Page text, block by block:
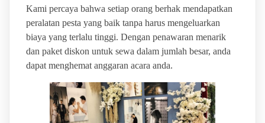
Kami percaya bahwa setiap orang berhak mendapatkan
peralatan pesta yang baik tanpa harus mengeluarkan
biaya yang terlalu tinggi. Dengan penawaran menarik
dan paket diskon untuk sewa dalam jumlah besar, anda
dapat menghemat anggaran acara anda.